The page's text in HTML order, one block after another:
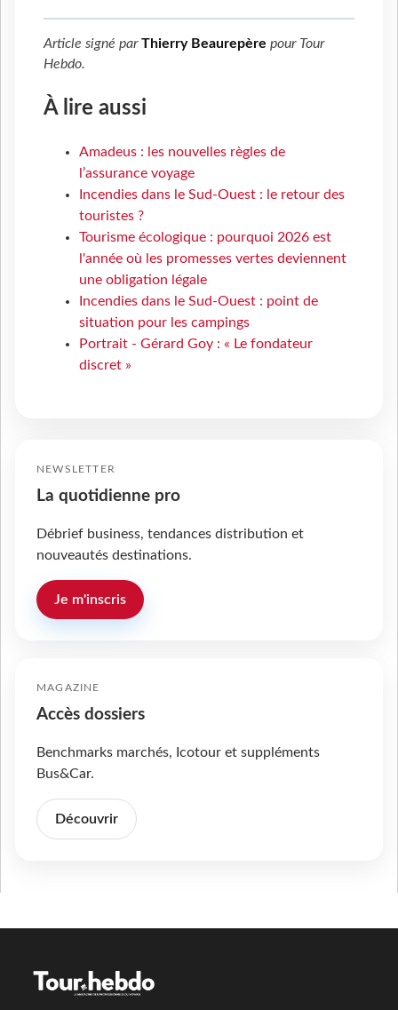
Article signé parThierry Beaurepère pour Tour
Hebdo.
À lire aussi
Amadeus : les nouvelles règles de
l’assurance voyage
Incendies dans le Sud-Ouest : le retour des
touristes ?
Tourisme écologique : pourquoi 2026 est
l'année où les promesses vertes deviennent
une obligation légale
Incendies dans le Sud-Ouest : point de
situation pour les campings
Portrait - Gérard Goy : « Le fondateur
discret »
NEWSLETTER
La quotidienne pro
Débrief business, tendances distribution et
nouveautés destinations.
Je m'inscris
MAGAZINE
Accès dossiers
Benchmarks marchés, Icotour et suppléments
Bus&Car.
Découvrir